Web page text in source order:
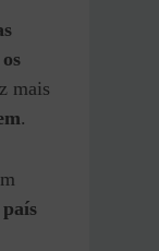
mais
.
país